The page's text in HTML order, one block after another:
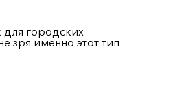
для городских
зря именно этот тип